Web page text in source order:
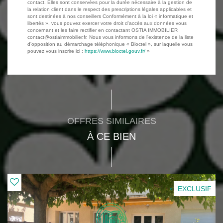
contact. Elles sont conservées pour la durée nécessaire à la gestion de
la relation client dans le respect des prescriptions légales applicables et
sont destinées à nos conseillers Conformément à la loi « informatique et
libertés », vous pouvez exercer votre droit d'accès aux données vous
concernant et les faire rectifier en contactant OSTIA IMMOBILIER
contact@ostiaimmobilier.fr. Nous vous informons de l'existence de la liste
d'opposition au démarchage téléphonique « Bloctel », sur laquelle vous
pouvez vous inscrire ici : https://www.bloctel.gouv.fr/ »
OFFRES SIMILAIRES
À CE BIEN
EXCLUSIF